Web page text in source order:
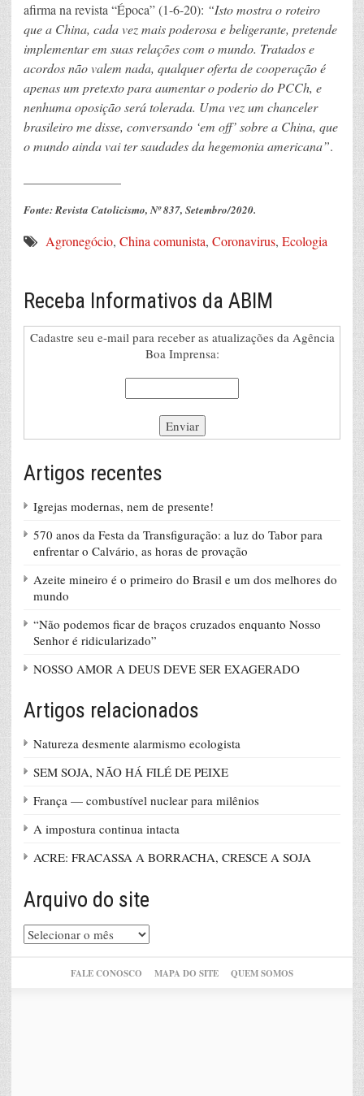
afirma na revista “Época” (1-6-20): “Isto mostra o roteiro
que a China, cada vez mais poderosa e beligerante, pretende
implementar em suas relações com o mundo. Tratados e
acordos não valem nada, qualquer oferta de cooperação é
apenas um pretexto para aumentar o poderio do PCCh, e
nenhuma oposição será tolerada. Uma vez um chanceler
brasileiro me disse, conversando ‘em off’ sobre a China, que
o mundo ainda vai ter saudades da hegemonia americana”.
Fonte: Revista Catolicismo, Nº 837, Setembro/2020.
Agronegócio, China comunista, Coronavirus, Ecologia
Receba Informativos da ABIM
Cadastre seu e-mail para receber as atualizações da Agência
Boa Imprensa:
Artigos recentes
Igrejas modernas, nem de presente!
570 anos da Festa da Transfiguração: a luz do Tabor para
enfrentar o Calvário, as horas de provação
Azeite mineiro é o primeiro do Brasil e um dos melhores do
mundo
“Não podemos ficar de braços cruzados enquanto Nosso
Senhor é ridicularizado”
NOSSO AMOR A DEUS DEVE SER EXAGERADO
Artigos relacionados
Natureza desmente alarmismo ecologista
SEM SOJA, NÃO HÁ FILÉ DE PEIXE
França — combustível nuclear para milênios
A impostura continua intacta
ACRE: FRACASSA A BORRACHA, CRESCE A SOJA
Arquivo do site
Arquivo
do
FALE CONOSCO MAPA DO SITE QUEM SOMOS